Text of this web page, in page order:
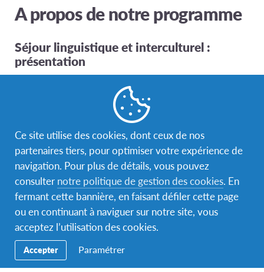
A propos de notre programme
Séjour linguistique et interculturel :
présentation
linguistique aux Etats-Unis ? Avec AFS, vous partez
étudier en immersion aux Etats-Unis pour une année
ou un semestre scolaire après la classe de troisième,
de seconde ou de première. Vous êtes alors scolarisé
dans un lycée américain et vous partagez la vie d’une
famille d’accueil bénévole. Les bénévoles AFS sont
présents en amont pour vous préparer et vous
accompagner au mieux avant votre départ. Par
ailleurs, pendant toute la durée de votre séjour aux
Etats-Unis, vous êtes convié à prendre part à des
réunions de suivi et des activités organisées par les
bénévoles AFS du pays.
Ce site utilise des cookies, dont ceux de nos
partenaires tiers, pour optimiser votre expérience de
navigation. Pour plus de détails, vous pouvez
consulter notre politique de gestion des cookies. En
fermant cette bannière, en faisant défiler cette page
ou en continuant à naviguer sur notre site, vous
acceptez l’utilisation des cookies.
Accepter Paramétrer